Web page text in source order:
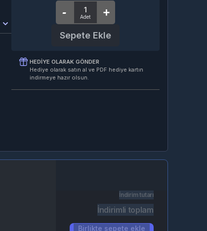
Sepete Ekle
HEDIYE OLARAK GÖNDER
Hediye olarak satın al ve PDF hediye kartın
indirmeye hazır olsun.
İndirim tutarı
İndirimli toplam
Birlikte sepete ekle